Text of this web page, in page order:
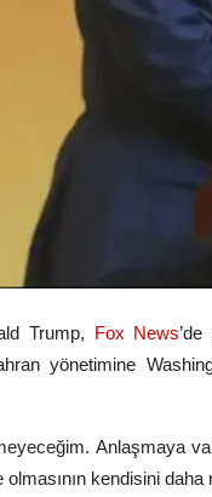
Trump, Fox News
yönetimine
Anlaşmaya
olmasının kendisini